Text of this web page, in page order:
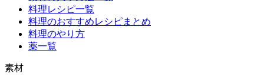
料理レシピ一覧
料理のおすすめレシピまとめ
料理のやり方
薬一覧
素材